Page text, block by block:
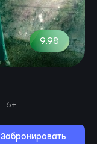
9.98
· 6+
Забронировать